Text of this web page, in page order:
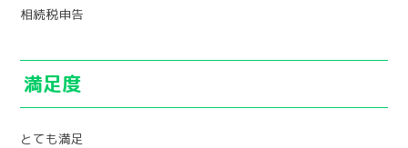
相続税申告
満足度
とても満足